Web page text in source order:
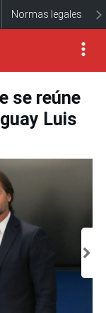
Normas legales
se reúne
Luis